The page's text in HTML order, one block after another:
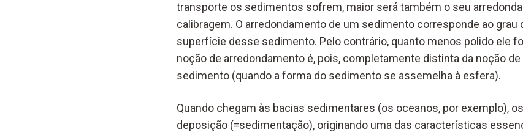
transporte os sedimentos sofrem, maior será também o seu
calibragem. O arredondamento de um sedimento corresponde ao grau
superfície desse sedimento. Pelo contrário, quanto menos polido ele
noção de arredondamento é, pois, completamente distinta da noção
sedimento (quando a forma do sedimento se assemelha à esfera).
Quando chegam às bacias sedimentares (os oceanos, por exemplo),
deposição (=sedimentação), originando uma das características